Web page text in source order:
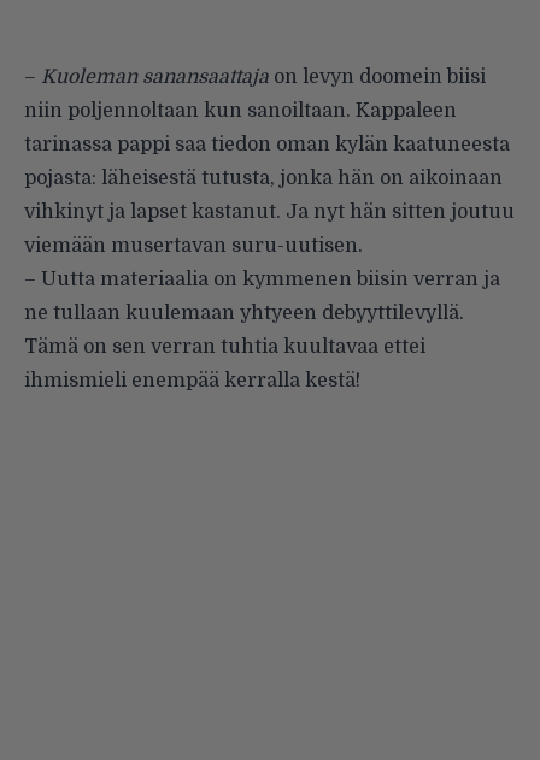
– Kuoleman sanansaattaja on levyn doomein biisi
niin poljennoltaan kun sanoiltaan. Kappaleen
tarinassa pappi saa tiedon oman kylän kaatuneesta
pojasta: läheisestä tutusta, jonka hän on aikoinaan
vihkinyt ja lapset kastanut. Ja nyt hän sitten joutuu
viemään musertavan suru-uutisen.
– Uutta materiaalia on kymmenen biisin verran ja
ne tullaan kuulemaan yhtyeen debyyttilevyllä.
Tämä on sen verran tuhtia kuultavaa ettei
ihmismieli enempää kerralla kestä!